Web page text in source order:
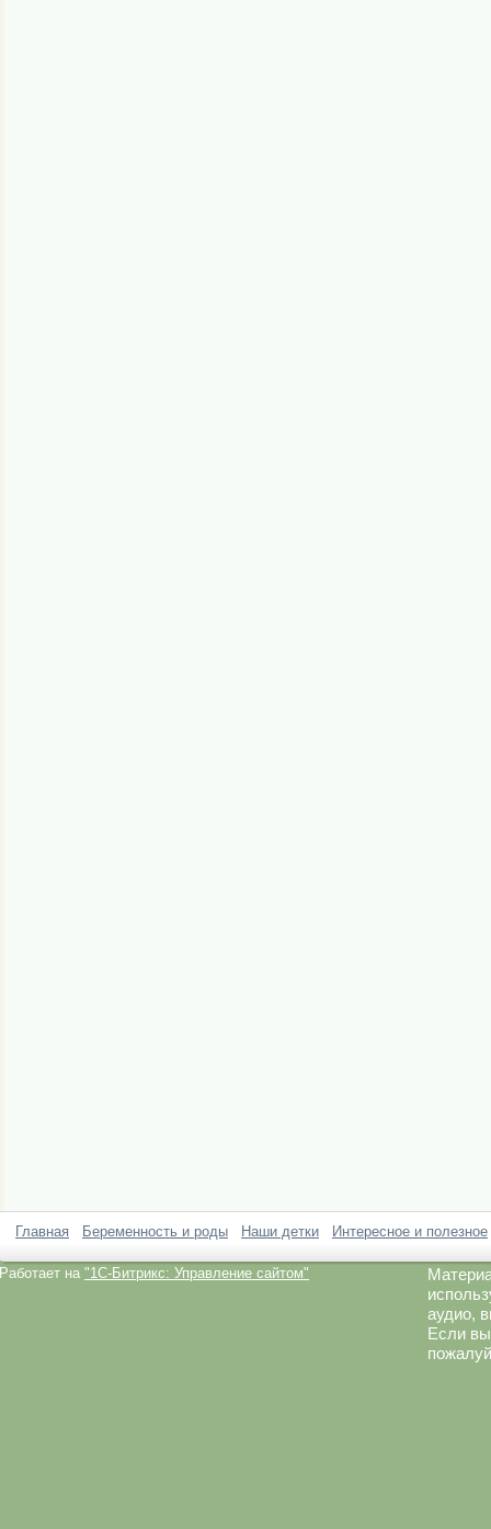
Главная Беременность и роды Наши детки Интересное и полезное
Работает на "1C-Битрикс: Управление сайтом"
аудио,
Если вы